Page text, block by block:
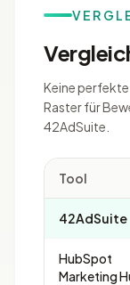
Keine perfekte
Raster für
42AdSuite.
Tool
42AdSuite
HubSpot
Marketing